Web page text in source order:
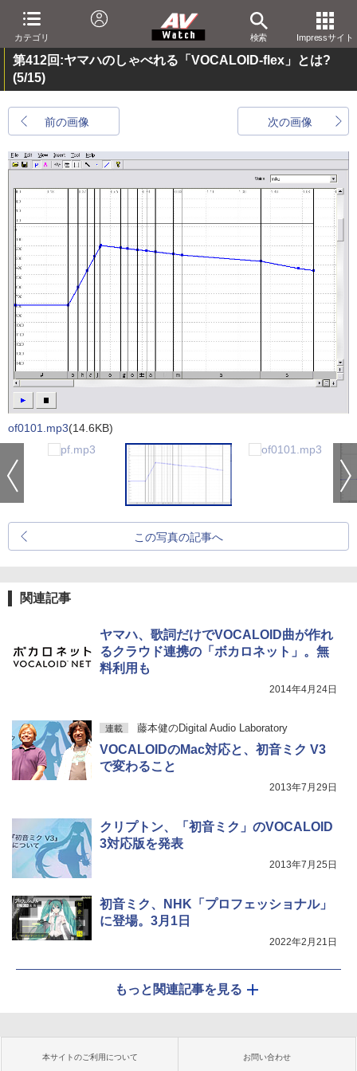
カテゴリ 検索 Impressサイト
第412回:ヤマハのしゃべれる「VOCALOID-flex」とは?
(5/15)
前の画像 次の画像
of0101.mp3(14.6KB)
この写真の記事へ
関連記事
ヤマハ、歌詞だけでVOCALOID曲が作れ
るクラウド連携の「ボカロネット」。無
料利用も
2014年4月24日
連載 藤本健のDigital Audio Laboratory
VOCALOIDのMac対応と、初音ミク V3
で変わること
2013年7月29日
クリプトン、「初音ミク」のVOCALOID
3対応版を発表
2013年7月25日
初音ミク、NHK「プロフェッショナル」
に登場。3月1日
2022年2月21日
もっと関連記事を見る
本サイトのご利用について お問い合わせ